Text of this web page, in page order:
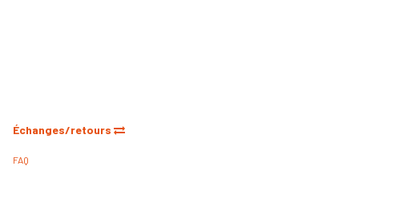
Échanges/retours
FAQ